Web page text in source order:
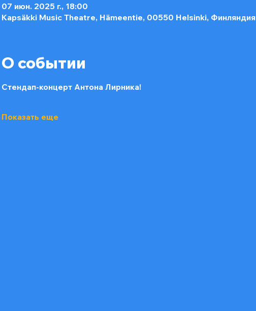
07 июн. 2025 г., 18:00
Kapsäkki Music Theatre, Hämeentie, 00550 Helsinki, Финляндия
О событии
Cтендап-концерт Антона Лирника!
Показать еще